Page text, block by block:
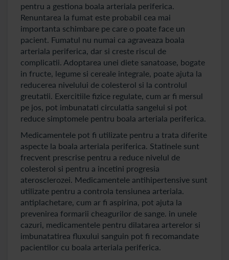
pentru a gestiona boala arteriala periferica.
Renuntarea la fumat este probabil cea mai
importanta schimbare pe care o poate face un
pacient. Fumatul nu numai ca agraveaza boala
arteriala periferica, dar si creste riscul de
complicatii. Adoptarea unei diete sanatoase, bogate
in fructe, legume si cereale integrale, poate ajuta la
reducerea nivelului de colesterol si la controlul
greutatii. Exercitiile fizice regulate, cum ar fi mersul
pe jos, pot imbunatati circulatia sangelui si pot
reduce simptomele pentru boala arteriala periferica.
Medicamentele pot fi utilizate pentru a trata diferite
aspecte la boala arteriala periferica. Statinele sunt
frecvent prescrise pentru a reduce nivelul de
colesterol si pentru a incetini progresia
aterosclerozei. Medicamentele antihipertensive sunt
utilizate pentru a controla tensiunea arteriala.
antiplachetare, cum ar fi aspirina, pot ajuta la
prevenirea formarii cheagurilor de sange. in unele
cazuri, medicamentele pentru dilatarea arterelor si
imbunatatirea fluxului sanguin pot fi recomandate
pacientilor cu boala arteriala periferica.